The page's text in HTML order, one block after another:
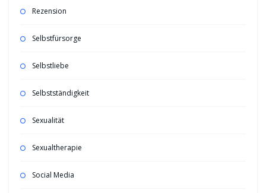
Rezension
Selbstfürsorge
Selbstliebe
Selbstständigkeit
Sexualität
Sexualtherapie
Social Media